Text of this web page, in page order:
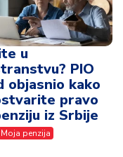
u
PIO
objasnio kako
pravo
iz Srbije
Moja penzija